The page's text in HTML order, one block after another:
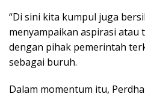
“Di sini kita kumpul juga
menyampaikan aspirasi atau
dengan pihak pemerintah
sebagai buruh.
Dalam momentum itu,